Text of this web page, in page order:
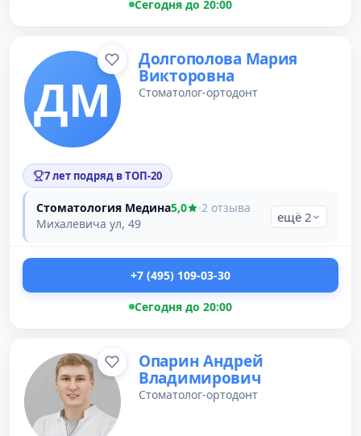
Сегодня до 20:00
ДМ
Долгополова Мария
Викторовна
Стоматолог-ортодонт
7 лет подряд в ТОП-20
Стоматология Медина5,0 ·2 отзыва
Михалевича ул, 49
ещё 2
+7 (495) 109-03-30
Сегодня до 20:00
Опарин Андрей
Владимирович
Стоматолог-ортодонт